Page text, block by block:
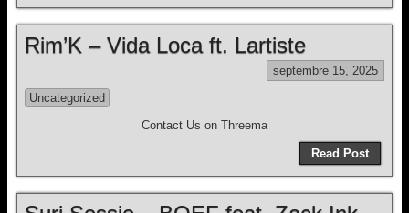
Rim’K – Vida Loca ft. Lartiste
septembre 15, 2025
Uncategorized
Contact Us on Threema
Read Post